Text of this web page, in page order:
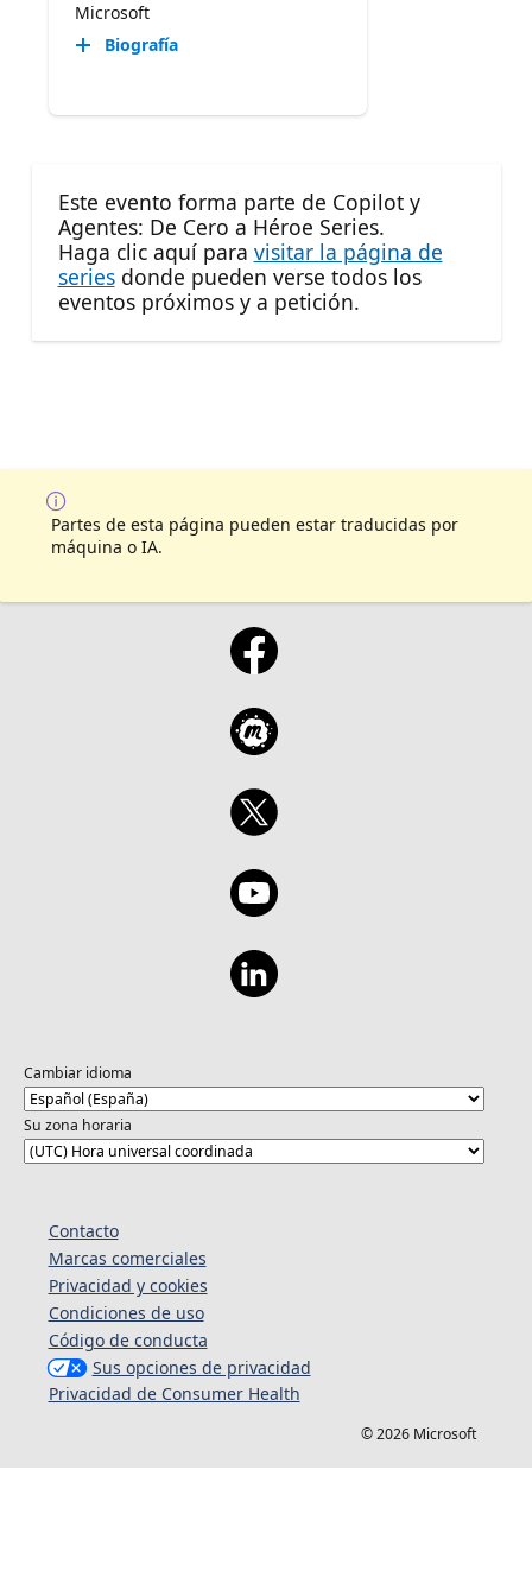
Microsoft
Biografía
Este evento forma parte de Copilot y
Agentes: De Cero a Héroe Series.
Haga clic aquí para visitar la página de
seriesdonde pueden verse todos los
eventos próximos y a petición.
Partes de esta página pueden estar traducidas por
máquina o IA.
Cambiar idioma
Su zona horaria
Contacto
Marcas comerciales
Privacidad y cookies
Condiciones de uso
Código de conducta
Sus opciones de privacidad
Privacidad de Consumer Health
© 2026 Microsoft